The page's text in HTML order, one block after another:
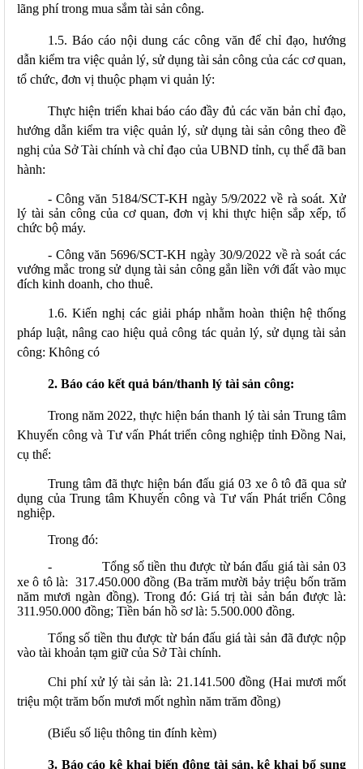
lãng phí trong mua sắm tài sản công.
1.5. Báo cáo nội dung các công văn để chỉ đạo, hướng
dẫn kiểm tra việc quản lý, sử dụng tài sản công của các cơ quan,
tổ chức, đơn vị thuộc phạm vi quản lý:
Thực hiện triển khai báo cáo đầy đủ các văn bản chỉ đạo,
hướng dẫn kiểm tra việc quản lý, sử dụng tài sản công theo đề
nghị của Sở Tài chính và chỉ đạo của UBND tỉnh, cụ thể đã ban
hành:
- Công văn 5184/SCT-KH ngày 5/9/2022 về rà soát. Xử
lý tài sản công của cơ quan, đơn vị khi thực hiện sắp xếp, tổ
chức bộ máy.
- Công văn 5696/SCT-KH ngày 30/9/2022 về rà soát các
vướng mắc trong sử dụng tài sản công gắn liền với đất vào mục
đích kinh doanh, cho thuê.
1.6. Kiến nghị các giải pháp nhằm hoàn thiện hệ thống
pháp luật, nâng cao hiệu quả công tác quản lý, sử dụng tài sản
công: Không có
2. Báo cáo kết quả bán/thanh lý tài sản công:
Trong năm 2022, thực hiện bán thanh lý tài sản Trung tâm
Khuyến công và Tư vấn Phát triển công nghiệp tỉnh Đồng Nai,
cụ thể:
Trung tâm đã thực hiện bán đấu giá 03 xe ô tô đã qua sử
dụng của Trung tâm Khuyến công và Tư vấn Phát triển Công
nghiệp.
Trong đó:
-
Tổng số tiền thu được từ bán đấu giá tài sản 03
xe ô tô là: 317.450.000 đồng (Ba trăm mười bảy triệu bốn trăm
năm mươi ngàn đồng). Trong đó: Giá trị tài sản bán được là:
311.950.000 đồng; Tiền bán hồ sơ là: 5.500.000 đồng.
Tổng số tiền thu được từ bán đấu giá tài sản đã được nộp
vào tài khoản tạm giữ của Sở Tài chính.
Chi phí xử lý tài sản là: 21.141.500 đồng (Hai mươi mốt
triệu một trăm bốn mươi mốt nghìn năm trăm đồng)
(Biểu số liệu thông tin đính kèm)
3. Báo cáo kê khai biến động tài sản, kê khai bổ sung